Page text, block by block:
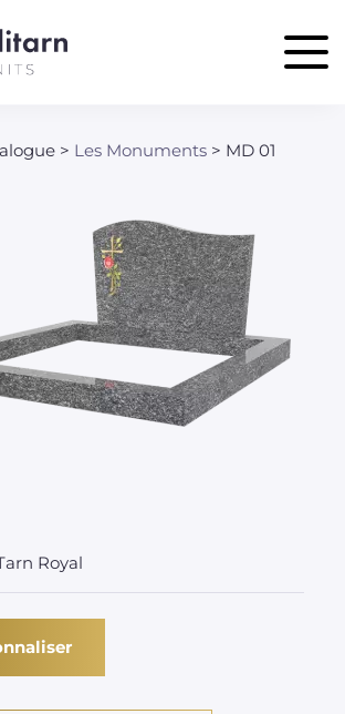
Les Monuments MD 01
Royal